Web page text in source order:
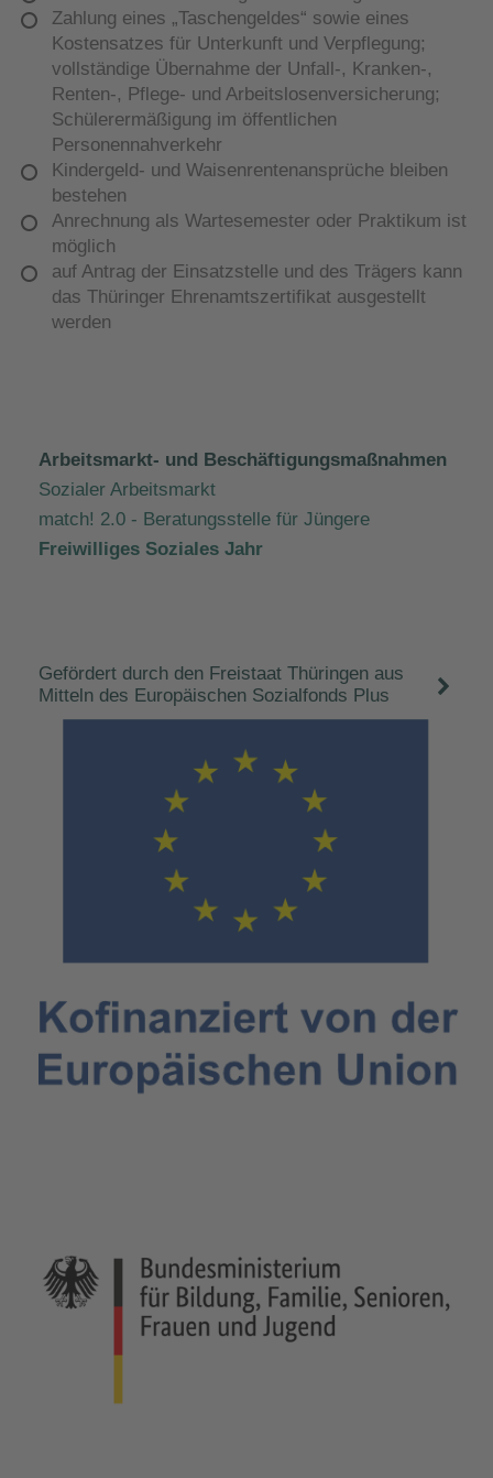
Zahlung eines „Taschengeldes“ sowie eines
Kostensatzes für Unterkunft und Verpflegung;
vollständige Übernahme der Unfall-, Kranken-,
Renten-, Pflege- und Arbeitslosenversicherung;
Schülerermäßigung im öffentlichen
Personennahverkehr
Kindergeld- und Waisenrentenansprüche bleiben
bestehen
Anrechnung als Wartesemester oder Praktikum ist
möglich
auf Antrag der Einsatzstelle und des Trägers kann
das Thüringer Ehrenamtszertifikat ausgestellt
werden
Arbeitsmarkt- und Beschäftigungsmaßnahmen
Sozialer Arbeitsmarkt
match! 2.0 - Beratungsstelle für Jüngere
Freiwilliges Soziales Jahr
Gefördert durch den Freistaat Thüringen aus
Mitteln des Europäischen Sozialfonds Plus